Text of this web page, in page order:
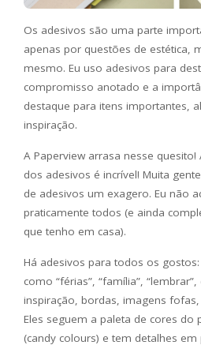
Os adesivos são uma parte
apenas por questões de estética,
mesmo. Eu uso adesivos para
compromisso anotado e a
destaque para itens importantes,
inspiração.
A Paperview arrasa nesse
dos adesivos é incrível! Muita
de adesivos um exagero. Eu não
praticamente todos (e ainda
que tenho em casa).
Há adesivos para todos os
como “férias”, “família”,
inspiração, bordas, imagens
Eles seguem a paleta de cores do
(candy colours) e tem detalhes